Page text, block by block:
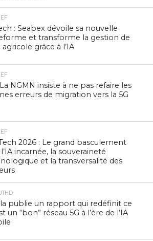
: Seabex dévoile sa nouvelle
et transforme la gestion de
agricole grâce à l’IA
NGMN insiste à ne pas refaire les
erreurs de migration vers la 5G
2026 : Le grand basculement
incarnée, la souveraineté
et la transversalité des
publie un rapport qui redéfinit ce
un “bon” réseau 5G à l’ère de l’IA